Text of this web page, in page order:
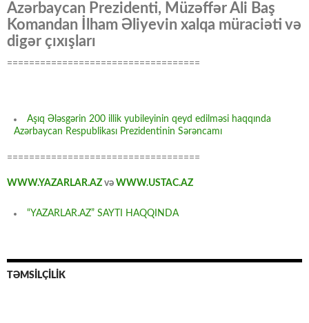
Azərbaycan Prezidenti, Müzəffər Ali Baş
Komandan İlham Əliyevin xalqa müraciəti və
digər çıxışları
===================================
Aşıq Ələsgərin 200 illik yubileyinin qeyd edilməsi haqqında
Azərbaycan Respublikası Prezidentinin Sərəncamı
===================================
WWW.YAZARLAR.AZ və WWW.USTAC.AZ
“YAZARLAR.AZ” SAYTI HAQQINDA
TƏMSİLÇİLİK